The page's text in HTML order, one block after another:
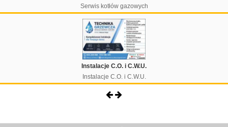
Serwis kotłów gazowych
Instalacje C.O. i C.W.U.
Instalacje C.O. i C.W.U.